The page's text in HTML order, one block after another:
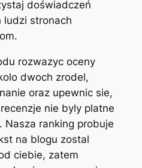
doświadczeń
ludzi stronach
rozwazyc oceny
dwoch zrodel,
oraz upewnic sie,
nie byly platne
Nasza ranking probuje
na blogu zostal
ciebie, zatem